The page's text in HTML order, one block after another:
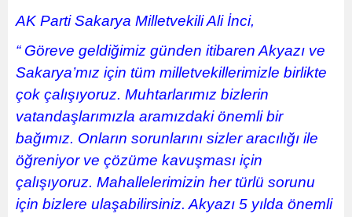
AK Parti Sakarya Milletvekili Ali İnci,
“ Göreve geldiğimiz günden itibaren Akyazı ve
Sakarya’mız için tüm milletvekillerimizle birlikte
çok çalışıyoruz. Muhtarlarımız bizlerin
vatandaşlarımızla aramızdaki önemli bir
bağımız. Onların sorunlarını sizler aracılığı ile
öğreniyor ve çözüme kavuşması için
çalışıyoruz. Mahallelerimizin her türlü sorunu
için bizlere ulaşabilirsiniz. Akyazı 5 yılda önemli